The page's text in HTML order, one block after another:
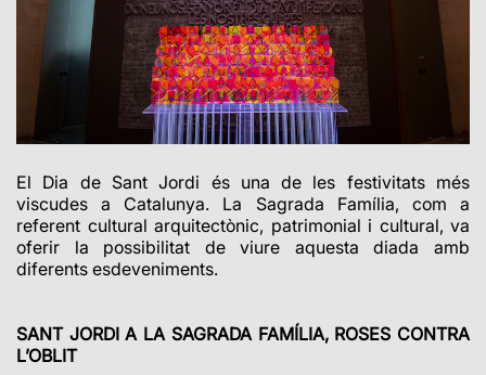
El Dia de Sant Jordi és una de les festivitats més
viscudes a Catalunya. La Sagrada Família, com a
referent cultural arquitectònic, patrimonial i cultural, va
oferir la possibilitat de viure aquesta diada amb
diferents esdeveniments.
SANT JORDI A LA SAGRADA FAMÍLIA, ROSES CONTRA
L’OBLIT